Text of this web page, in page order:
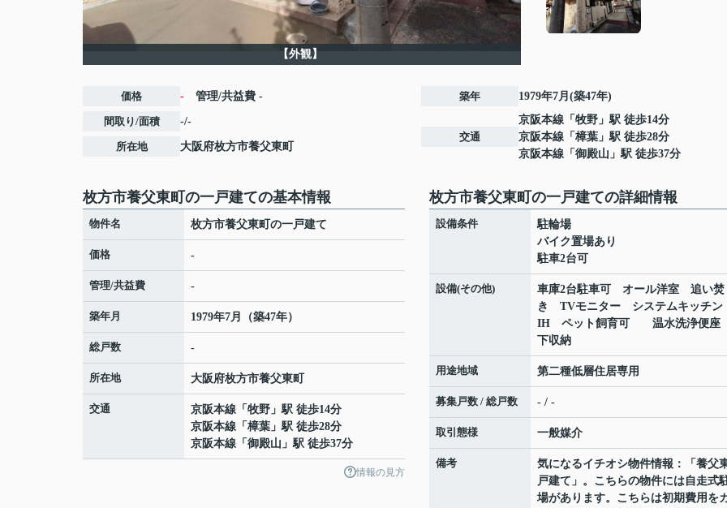
【外観】
価格 - 管理/共益費 -
間取り/面積 -/-
所在地 大阪府枚方市養父東町
築年 1979年7月(築47年)
交通
京阪本線 「 牧野 」駅 徒歩14分
京阪本線 「 樟葉 」駅 徒歩28分
京阪本線 「 御殿山 」駅 徒歩37分
枚方市養父東町の一戸建ての基本情報
物件名 枚方市養父東町の一戸建て
価格 -
管理/共益費 -
築年月 1979年7月（築47年）
総戸数 -
所在地 大阪府枚方市養父東町
交通 京阪本線 「 牧野 」駅 徒歩14分
京阪本線 「 樟葉 」駅 徒歩28分
京阪本線 「 御殿山 」駅 徒歩37分
情報の見方
枚方市養父東町の一戸建ての詳細情報
設備条件
駐輪場
バイク置場あり
駐車2台可
設備(その他)
車庫2台駐車可 オール洋室 追い焚
き TVモニター システムキッチン
IH ペット飼育可 温水洗浄便
下収納
用途地域 第二種低層住居専用
募集戸数 / 総戸数 - / -
取引態様 一般媒介
備考
気になるイチオシ物件情報：「養父東
戸建て」。こちらの物件には自走式
場があります。こちらは初期費用を